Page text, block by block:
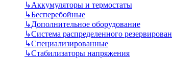
↳Аккумуляторы и термостаты
↳Бесперебойные
↳Дополнительное оборудование
↳Система распределенного
↳Специализированные
↳Стабилизаторы напряжения